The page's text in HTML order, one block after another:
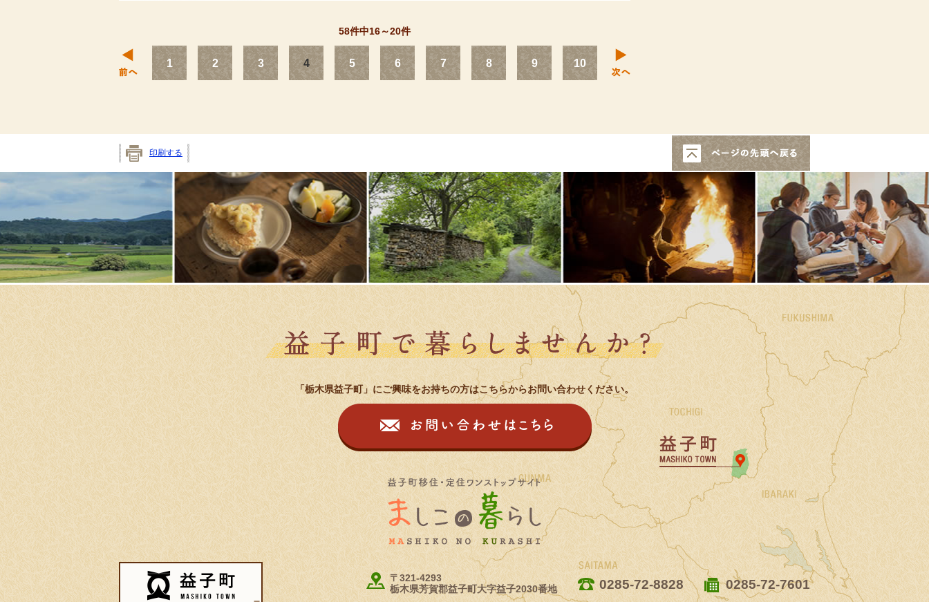
58件中16～20件
1 2 3 4 5 6 7 8 9 10
印刷する
益子町で暮らしませんか？
「栃木県益子町」にご興味をお持ちの方はこちらからお問い合わせください。
お問い合わせはこちら
益子町移住・定住ワンストップサイト・ましこの暮らし
益子町
〒321-4293
栃木県芳賀郡益子町大字益子2030番地
0285-72-8828 0285-72-7601